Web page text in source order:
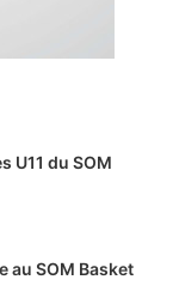
U11 du SOM
au SOM Basket